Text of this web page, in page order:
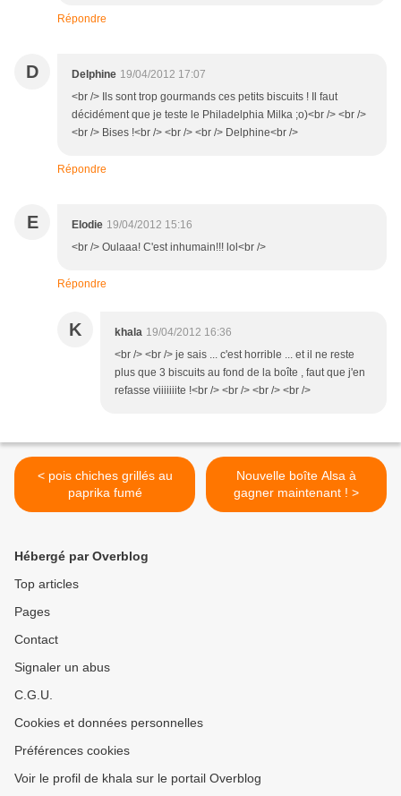
Répondre
D Delphine 19/04/2012 17:07
<br /> Ils sont trop gourmands ces petits biscuits ! Il faut
décidément que je teste le Philadelphia Milka ;o)<br /> <br />
<br /> Bises !<br /> <br /> <br /> Delphine<br />
Répondre
E Elodie 19/04/2012 15:16
<br /> Oulaaa! C'est inhumain!!! lol<br />
Répondre
K khala 19/04/2012 16:36
<br /> <br /> je sais ... c'est horrible ... et il ne reste
plus que 3 biscuits au fond de la boîte , faut que j'en
refasse viiiiiiite !<br /> <br /> <br /> <br />
< pois chiches grillés au
paprika fumé
Nouvelle boîte Alsa à
gagner maintenant ! >
Hébergé par Overblog
Top articles
Pages
Contact
Signaler un abus
C.G.U.
Cookies et données personnelles
Préférences cookies
Voir le profil de khala sur le portail Overblog